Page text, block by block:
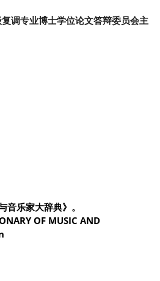
调专业博士学位论文答辩委员会主
音乐家大辞典》。
OF MUSIC AND